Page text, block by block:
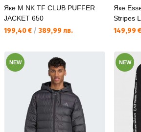
Яке M NK TF CLUB PUFFER
JACKET 650
Текуща цена:
199,40 € / 389,99 лв.
Яке
Stripes
Текуща
149,99 €
NEW NEW